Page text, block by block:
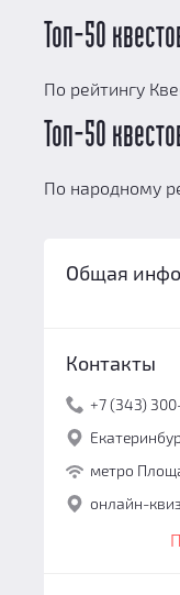
Топ-50
По рейтингу
Топ-50
По народному
Общая
Контакты
+7 (343)
метро
онлайн-